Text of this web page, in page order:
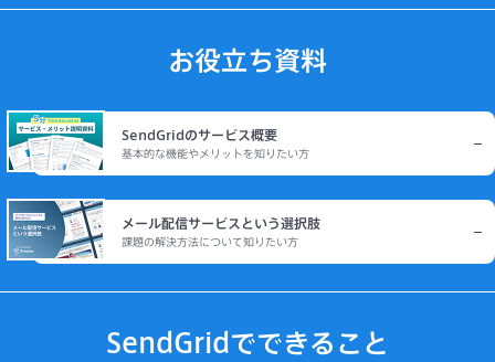
お役立ち資料
SendGridのサービス概要
基本的な機能やメリットを知りたい方
メール配信サービスという選択肢
課題の解決方法について知りたい方
SendGridでできること